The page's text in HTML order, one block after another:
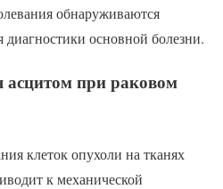
обнаруживаются
диагностики основной болезни.
при раковом
клеток опухоли на тканях
к механической